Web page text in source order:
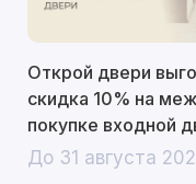
Открой двери
скидка 10% на
покупке входной
До 31 августа